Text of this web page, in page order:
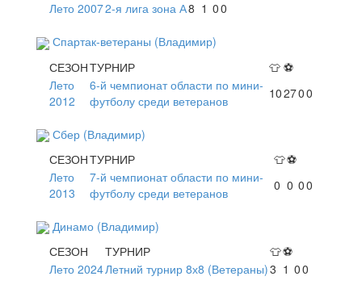
Лето 20072-я лига зона А8 1 00
Спартак-ветераны (Владимир)
СЕЗОНТУРНИР 👕 ⚽
Лето
2012
6-й чемпионат области по мини-
футболу среди ветеранов
102700
Сбер (Владимир)
СЕЗОНТУРНИР 👕⚽
Лето
2013
7-й чемпионат области по мини-
футболу среди ветеранов
0 0 00
Динамо (Владимир)
СЕЗОН
ТУРНИР 👕⚽
Лето 2024Летний турнир 8х8 (Ветераны)3 1 00